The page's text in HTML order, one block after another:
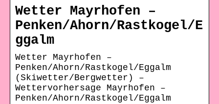
Wetter Mayrhofen –
Penken/Ahorn/Rastkogel/E
ggalm
Wetter Mayrhofen –
Penken/Ahorn/Rastkogel/Eggalm
(Skiwetter/Bergwetter) –
Wettervorhersage Mayrhofen –
Penken/Ahorn/Rastkogel/Eggalm